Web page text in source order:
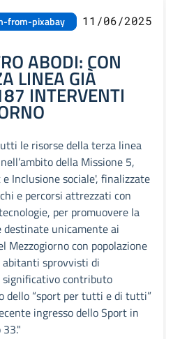
from-pixabay 11/06/2025
ABODI: CON
LINEA GIÀ
INTERVENTI
le risorse della terza linea
della Missione 5,
Inclusione sociale', finalizzate
e percorsi attrezzati con
per promuovere la
unicamente ai
Mezzogiorno con popolazione
sprovvisti di
significativo contributo
dello “sport per tutti e di tutti”
ingresso dello Sport in